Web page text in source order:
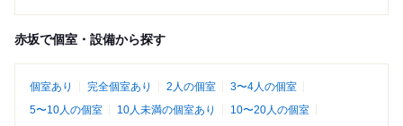
赤坂で個室・設備から探す
個室あり 完全個室あり 2人の個室
3〜4人の個室
5〜10人の個室
10人未満の個室あり
10〜20人の個室